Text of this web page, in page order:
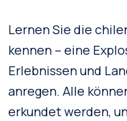
Lernen Sie die
kennen – eine
Erlebnissen und
anregen. Alle
erkundet werden,